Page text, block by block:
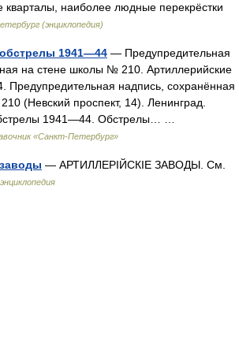
кварталы, наиболее людные перекрёстки
(энциклопедия)
1941—44 — Предупредительная
на стене школы № 210. Артиллерийские
Предупредительная надпись, сохранённая
(Невский проспект, 14). Ленинград.
1941—44. Обстрелы… …
«Санкт-Петербург»
— АРТИЛЛЕРІЙСКІЕ ЗАВОДЫ. См.